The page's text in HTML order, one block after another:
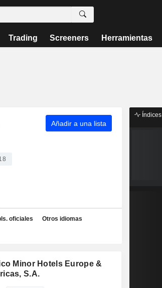
Trading Screeners Herramientas
Añadir a una lista
oficiales Otros idiomas
Minor Hotels Europe &
S.A.
Índices